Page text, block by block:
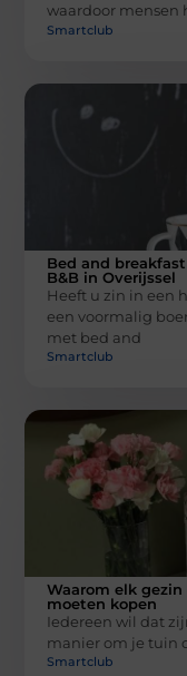
waardoor mensen
Smartclub
Bed and
B&B in Overijssel
Heeft u zin in een
een voormalig
met bed and
Smartclub
Waarom elk
moeten kopen
Iedereen wil dat
manier om je tuin
Smartclub